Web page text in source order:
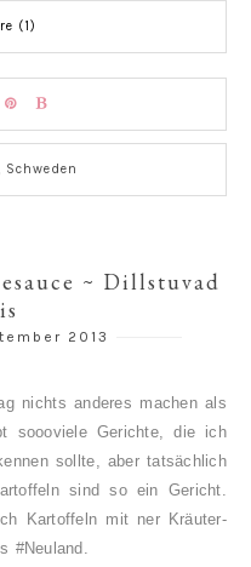
(1)
Schweden
~ Dillstuvad
2013
nichts anderes machen als
soooviele Gerichte, die ich
sollte, aber tatsächlich
sind so ein Gericht.
Kartoffeln mit ner Kräuter-
#Neuland.